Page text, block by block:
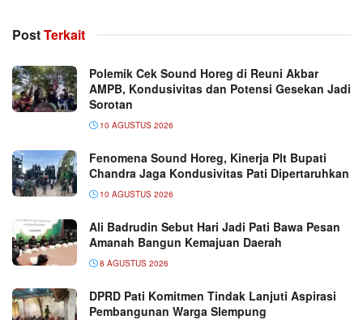
PostTerkait
Polemik Cek Sound Horeg di Reuni Akbar
AMPB, Kondusivitas dan Potensi Gesekan Jadi
Sorotan
10 AGUSTUS 2026
Fenomena Sound Horeg, Kinerja Plt Bupati
Chandra Jaga Kondusivitas Pati Dipertaruhkan
10 AGUSTUS 2026
Ali Badrudin Sebut Hari Jadi Pati Bawa Pesan
Amanah Bangun Kemajuan Daerah
8 AGUSTUS 2026
DPRD Pati Komitmen Tindak Lanjuti Aspirasi
Pembangunan Warga Slempung